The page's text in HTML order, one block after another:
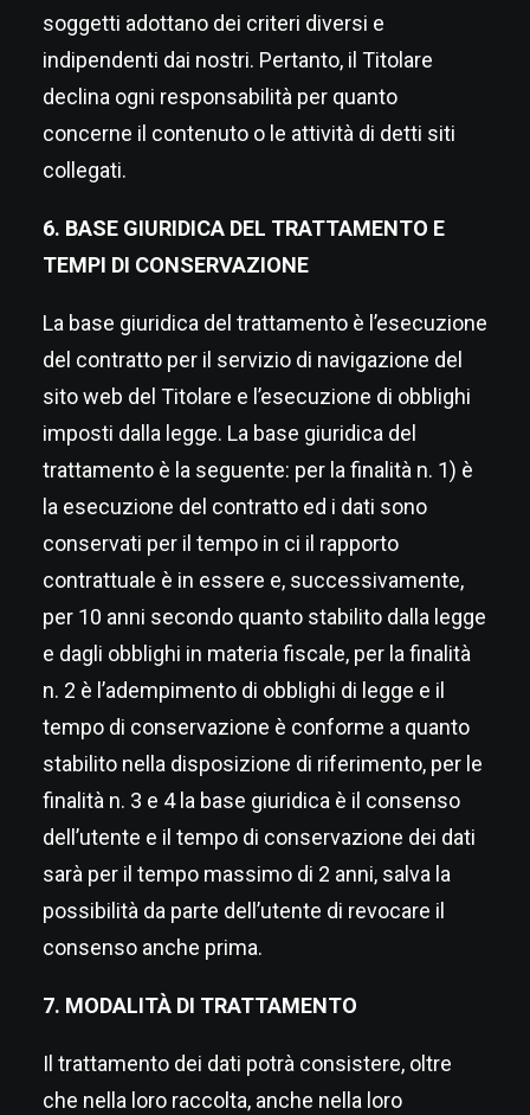
soggetti adottano dei criteri diversi e
indipendenti dai nostri. Pertanto, il Titolare
declina ogni responsabilità per quanto
concerne il contenuto o le attività di detti siti
collegati.
6. BASE GIURIDICA DEL TRATTAMENTO E
TEMPI DI CONSERVAZIONE
La base giuridica del trattamento è l’esecuzione
del contratto per il servizio di navigazione del
sito web del Titolare e l’esecuzione di obblighi
imposti dalla legge. La base giuridica del
trattamento è la seguente: per la finalità n. 1) è
la esecuzione del contratto ed i dati sono
conservati per il tempo in ci il rapporto
contrattuale è in essere e, successivamente,
per 10 anni secondo quanto stabilito dalla legge
e dagli obblighi in materia fiscale, per la finalità
n. 2 è l’adempimento di obblighi di legge e il
tempo di conservazione è conforme a quanto
stabilito nella disposizione di riferimento, per le
finalità n. 3 e 4 la base giuridica è il consenso
dell’utente e il tempo di conservazione dei dati
sarà per il tempo massimo di 2 anni, salva la
possibilità da parte dell’utente di revocare il
consenso anche prima.
7. MODALITÀ DI TRATTAMENTO
Il trattamento dei dati potrà consistere, oltre
che nella loro raccolta, anche nella loro